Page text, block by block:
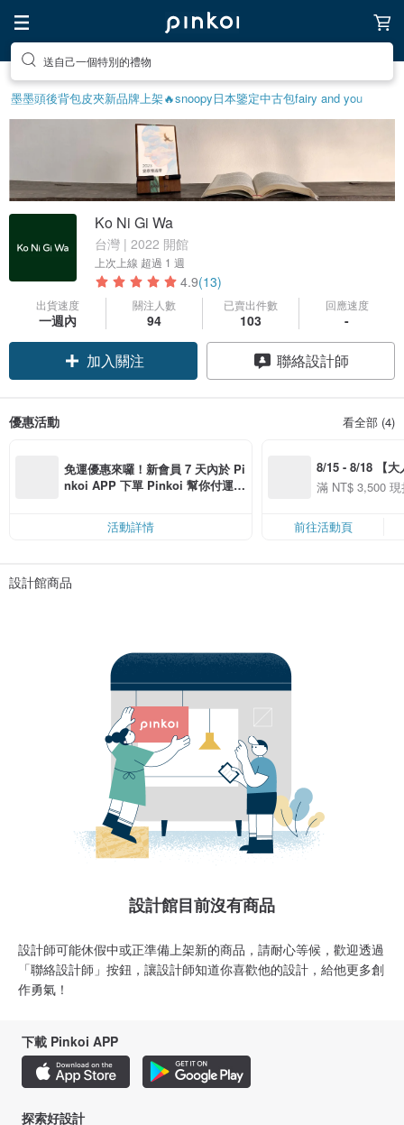
送自己一個特別的禮物
墨墨頭後背包皮夾新品牌上架🔥snoopy日本鑒定中古包fairy and you
Ko Ni Gi Wa
台灣 | 2022 開館
上次上線 超過 1 週
4.9(13)
出貨速度
一週內
關注人數
94
已賣出件數
103
回應速度
-
加入關注
聯絡設計師
優惠活動 看全部 (4)
免運優惠來囉！新會員 7 天內於 Pi
nkoi APP 下單 Pinkoi 幫你付運
活動詳情
8/15 - 8/18 【大
季】滿
50
滿 NT$ 3,500
前往活動頁
設計館商品
設計館目前沒有商品
設計師可能休假中或正準備上架新的商品，請耐心等候，歡迎透過
「聯絡設計師」按鈕，讓設計師知道你喜歡他的設計，給他更多創
作勇氣！
下載 Pinkoi APP
探索好設計